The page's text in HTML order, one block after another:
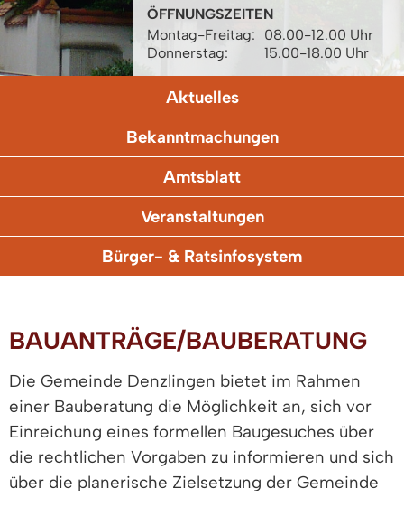
ÖFFNUNGSZEITEN
Montag-Freitag:
08.00-12.00 Uhr
Donnerstag:
15.00-18.00 Uhr
Aktuelles
Bekanntmachungen
Amtsblatt
Veranstaltungen
Bürger- & Ratsinfosystem
BAUANTRÄGE/BAUBERATUNG
Die Gemeinde Denzlingen bietet im Rahmen
einer Bauberatung die Möglichkeit an, sich vor
Einreichung eines formellen Baugesuches über
die rechtlichen Vorgaben zu informieren und sich
über die planerische Zielsetzung der Gemeinde